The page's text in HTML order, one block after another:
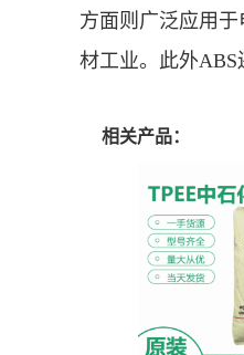
方面则广泛应用
材工业。此外ABS
相关产品：